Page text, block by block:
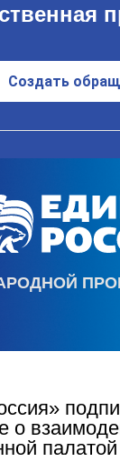
Создать
о